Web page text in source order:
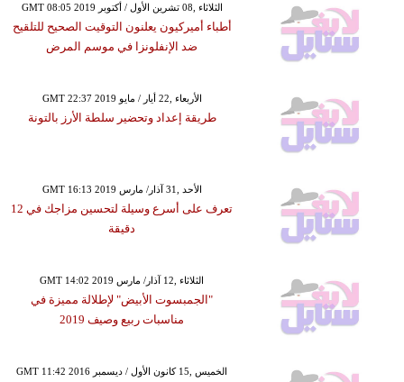
GMT 08:05 2019 الثلاثاء ,08 تشرين الأول / أكتوبر
أطباء أميركيون يعلنون التوقيت الصحيح للتلقيح
ضد الإنفلونزا في موسم المرض
GMT 22:37 2019 الأربعاء ,22 أيار / مايو
طريقة إعداد وتحضير سلطة الأرز بالتونة
GMT 16:13 2019 الأحد ,31 آذار/ مارس
تعرف على أسرع وسيلة لتحسين مزاجك في 12
دقيقة
GMT 14:02 2019 الثلاثاء ,12 آذار/ مارس
"الجمبسوت الأبيض" لإطلالة مميزة في
مناسبات ربيع وصيف 2019
GMT 11:42 2016 الخميس ,15 كانون الأول / ديسمبر